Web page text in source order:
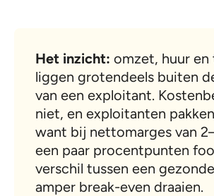
Het inzicht: omzet, huur en
liggen grotendeels buiten
van een exploitant.
niet, en exploitanten
want bij nettomarges van
een paar procentpunten
verschil tussen een
amper break-even draaien.